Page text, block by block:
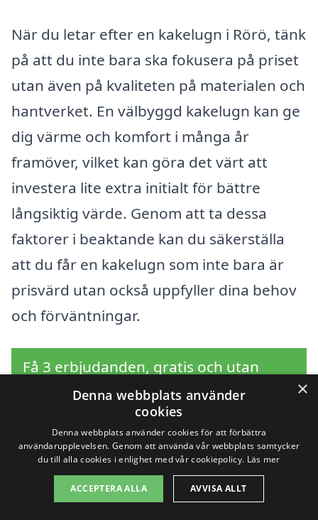
När du letar efter en kakelugn i Rörö, tänk
på att du inte bara ska fokusera på priset
utan även på kvaliteten på materialen och
hantverket. En välbyggd kakelugn kan ge
dig värme och komfort i många år
framöver, vilket kan göra det värt att
investera lite extra initialt för bättre
långsiktig värde. Genom att ta dessa
faktorer i beaktande kan du säkerställa
att du får en kakelugn som inte bara är
prisvärd utan också uppfyller dina behov
och förväntningar.
Få 3 erbjudanden, gratis och utan
förpliktelser
Sök efter en
professionell för
×
Denna webbplats använder
cookies
Denna webbplats använder cookies för att förbättra
användarupplevelsen. Genom att använda vår webbplats samtycker
du till alla cookies i enlighet med vår cookiepolicy. Läs mer
ACCEPTERA ALLA AVVISA ALLT